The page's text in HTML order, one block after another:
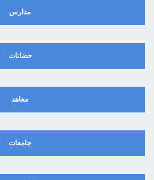
مدارس
حضانات
معاهد
جامعات